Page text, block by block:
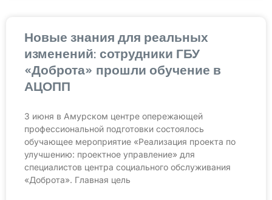
Новые знания для реальных
изменений: сотрудники ГБУ
«Доброта» прошли обучение в
АЦОПП
3 июня в Амурском центре опережающей
профессиональной подготовки состоялось
обучающее мероприятие «Реализация проекта по
улучшению: проектное управление» для
специалистов центра социального обслуживания
«Доброта». Главная цель